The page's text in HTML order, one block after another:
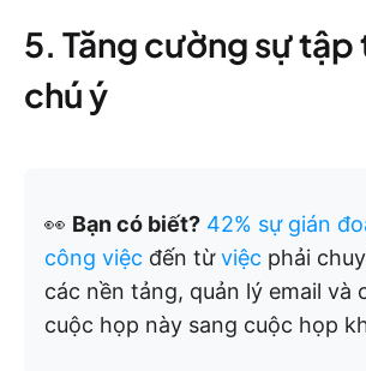
5. Tăng cường sự tập
chú ý
👀 Bạn có biết? 42% sự gián
công việc đến từviệc phải
các nền tảng, quản lý email và
cuộc họp này sang cuộc họp